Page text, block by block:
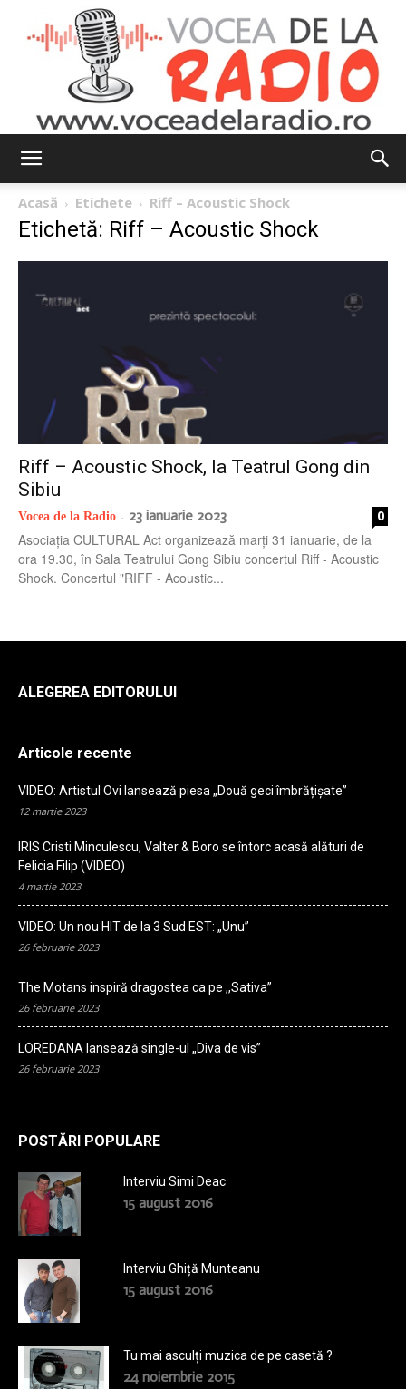
radio
Acasă Etichete Riff – Acoustic Shock
Etichetă: Riff – Acoustic Shock
Riff – Acoustic Shock, la Teatrul Gong din
Sibiu
Vocea de la Radio - 23 ianuarie 2023 0
Asociația CULTURAL Act organizează marți 31 ianuarie, de la
ora 19.30, în Sala Teatrului Gong Sibiu concertul Riff - Acoustic
Shock. Concertul "RIFF - Acoustic...
ALEGEREA EDITORULUI
Articole recente
VIDEO: Artistul Ovi lansează piesa „Două geci îmbrățișate”
12 martie 2023
IRIS Cristi Minculescu, Valter & Boro se întorc acasă alături de
Felicia Filip (VIDEO)
4 martie 2023
VIDEO: Un nou HIT de la 3 Sud EST: „Unu”
26 februarie 2023
The Motans inspiră dragostea ca pe ,,Sativa”
26 februarie 2023
LOREDANA lansează single-ul „Diva de vis”
26 februarie 2023
POSTĂRI POPULARE
Interviu Simi Deac
15 august 2016
Interviu Ghiță Munteanu
15 august 2016
Tu mai asculți muzica de pe casetă ?
24 noiembrie 2015